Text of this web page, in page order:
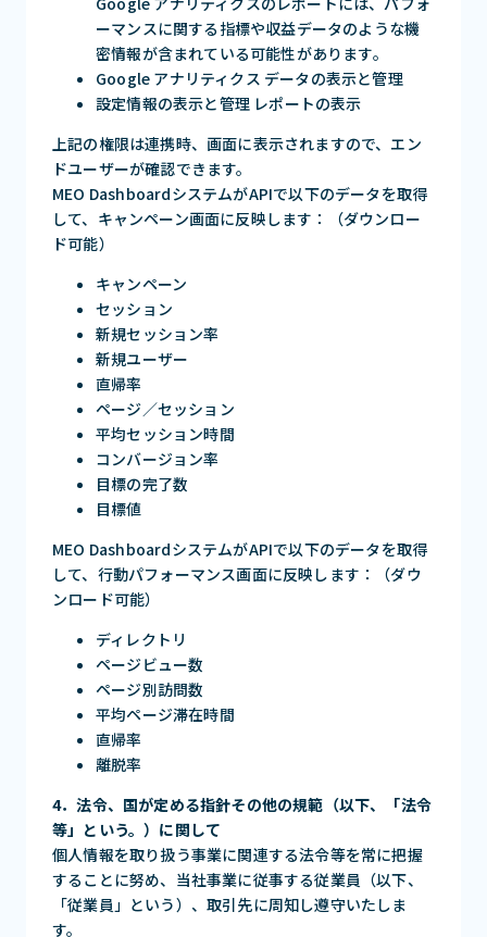
ーマンスに関する指標や収益データのような機
密情報が含まれている可能性があります。
Google アナリティクス データの表示と管理
設定情報の表示と管理 レポートの表示
上記の権限は連携時、画面に表示されますので、エン
ドユーザーが確認できます。
MEO DashboardシステムがAPIで以下のデータを取得
して、キャンペーン画面に反映します：（ダウンロー
ド可能）
キャンペーン
セッション
新規セッション率
新規ユーザー
直帰率
ページ／セッション
平均セッション時間
コンバージョン率
目標の完了数
目標値
MEO DashboardシステムがAPIで以下のデータを取得
して、行動パフォーマンス画面に反映します：（ダウ
ンロード可能）
ディレクトリ
ページビュー数
ページ別訪問数
平均ページ滞在時間
直帰率
離脱率
4．法令、国が定める指針その他の規範（以下、「法令
等」という。）に関して
個人情報を取り扱う事業に関連する法令等を常に把握
することに努め、当社事業に従事する従業員（以下、
「従業員」という）、取引先に周知し遵守いたしま
す。